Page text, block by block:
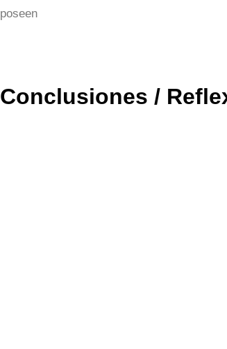
poseen
Conclusiones /